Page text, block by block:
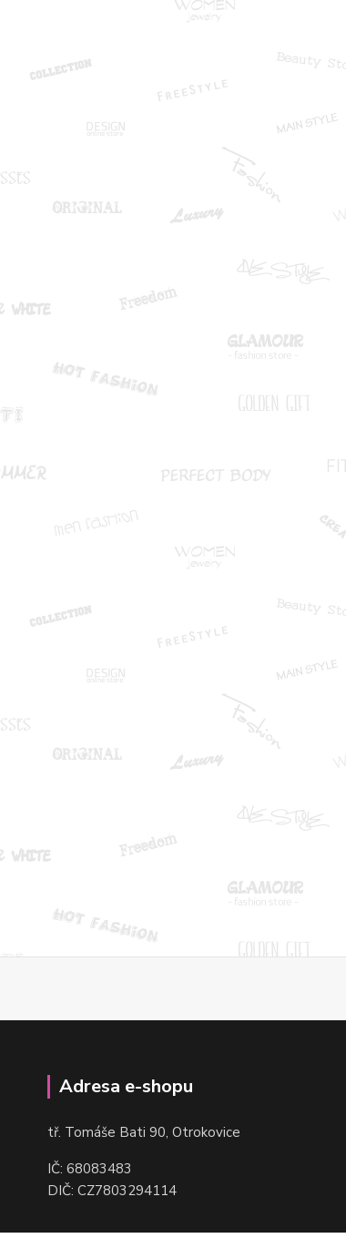
Adresa e-shopu
tř. Tomáše Bati 90, Otrokovice
IČ: 68083483
DIČ: CZ7803294114